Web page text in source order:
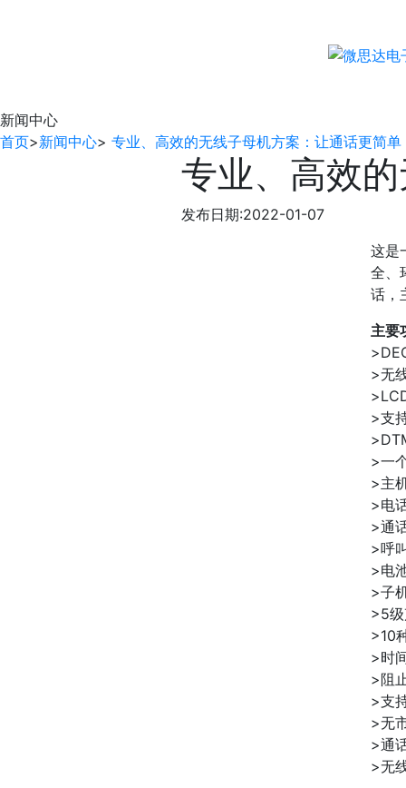
新闻中心
首页>新闻中心> 专业、高效的无线子母机方案：让通话更简单
专业、高效
发布日期:2022-01-07
这是
全、
话，
主要
>无
>支
>一
>主
>电
>通
>呼
>电
>子
>5
>10
>时
>阻
>支
>无
>通
>无